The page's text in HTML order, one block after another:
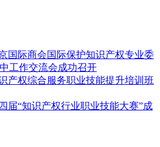
国际商会国际保护知识产权专业委
工作交流会成功召开
产权综合服务职业技能提升培训班
届“知识产权行业职业技能大赛”成